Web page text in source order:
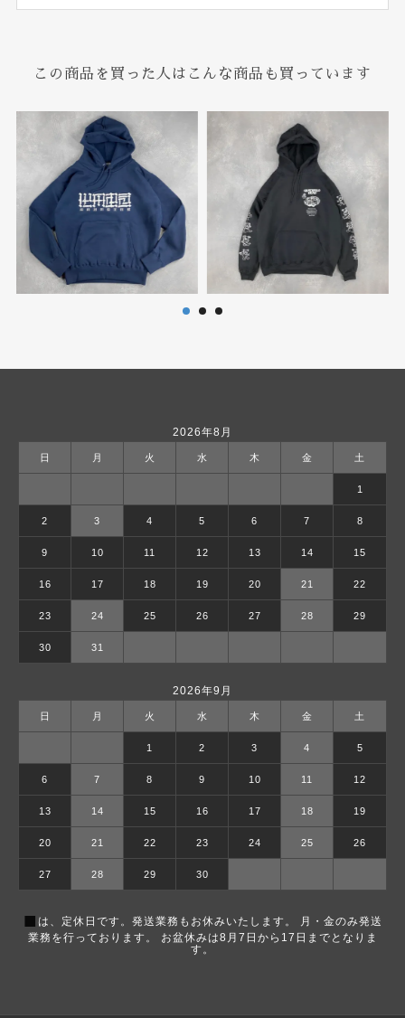
この商品を買った人はこんな商品も買っています
2026年8月
日 月 火 水 木 金 土
1
2 3 4 5 6 7 8
9 10 11 12 13 14 15
16 17 18 19 20 21 22
23 24 25 26 27 28 29
30 31
2026年9月
日 月 火 水 木 金 土
1 2 3 4 5
6 7 8 9 10 11 12
13 14 15 16 17 18 19
20 21 22 23 24 25 26
27 28 29 30
■ は、定休日です。発送業務もお休みいたします。 月・金のみ発送
業務を行っております。 お盆休みは8月7日から17日までとなりま
す。